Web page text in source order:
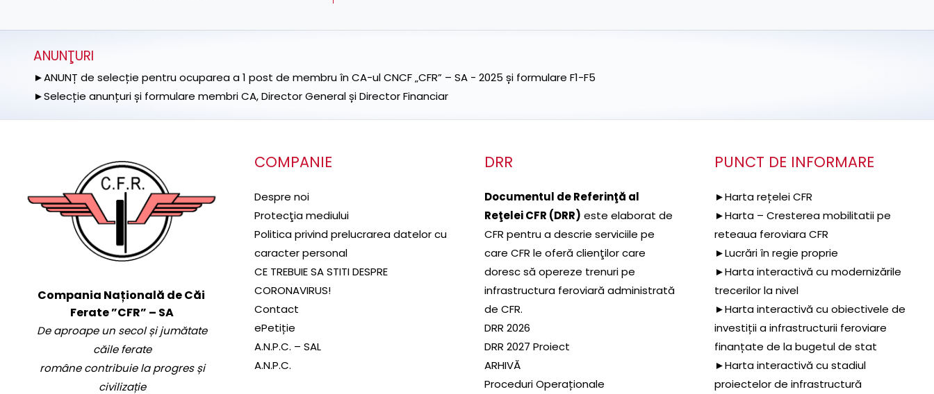
ANUNŢURI
►ANUNȚ de selecție pentru ocuparea a 1 post de membru în CA-ul CNCF „CFR” – SA - 2025 și formulare F1-F5
►Selecție anunțuri și formulare membri CA, Director General și Director Financiar
Compania Națională de Căi
Ferate ”CFR” – SA
De aproape un secol și jumătate
căile ferate
române contribuie la progres și
civilizație
COMPANIE
Despre noi
Protecţia mediului
Politica privind prelucrarea datelor cu
caracter personal
CE TREBUIE SA STITI DESPRE
CORONAVIRUS!
Contact
ePetiție
A.N.P.C. – SAL
A.N.P.C.
DRR
Documentul de Referinţă al
Reţelei CFR (DRR) este elaborat de
CFR pentru a descrie serviciile pe
care CFR le oferă clienţilor care
doresc să opereze trenuri pe
infrastructura feroviară administrată
de CFR.
DRR 2026
DRR 2027 Proiect
ARHIVĂ
Proceduri Operaționale
PUNCT DE INFORMARE
►Harta rețelei CFR
►Harta – Cresterea mobilitatii pe
reteaua feroviara CFR
►Lucrări în regie proprie
►Harta interactivă cu modernizările
trecerilor la nivel
►Harta interactivă cu obiectivele de
investiții a infrastructurii feroviare
finanțate de la bugetul de stat
►Harta interactivă cu stadiul
proiectelor de infrastructură